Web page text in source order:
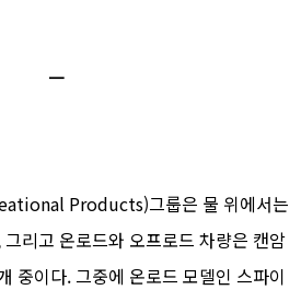
ㅡ
Products)그룹은 물 위에서는
리고 온로드와 오프로드 차량은 캔암
중이다. 그중에 온로드 모델인 스파이